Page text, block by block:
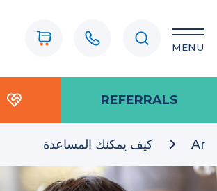
MENU
REFERRALS
Ar كيف يمكنك المساعدة